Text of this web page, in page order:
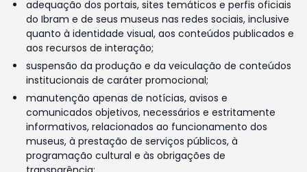
adequação dos portais, sites temáticos e perfis oficiais
do Ibram e de seus museus nas redes sociais, inclusive
quanto à identidade visual, aos conteúdos publicados e
aos recursos de interação;
suspensão da produção e da veiculação de conteúdos
institucionais de caráter promocional;
manutenção apenas de notícias, avisos e
comunicados objetivos, necessários e estritamente
informativos, relacionados ao funcionamento dos
museus, à prestação de serviços públicos, à
programação cultural e às obrigações de